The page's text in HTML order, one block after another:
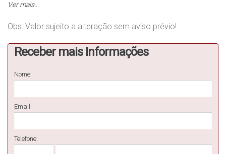
✨Acabamento impecável:
🗝️A oportunidade perfeita para morar com conforto ou garantir um
Previsão de entrega:Junho/2026
(Imagens meramente ilustrativas)
Ver mais...
Obs: Valor sujeito a alteração sem aviso prévio!
Receber mais Informações
Nome:
Email:
Telefone: